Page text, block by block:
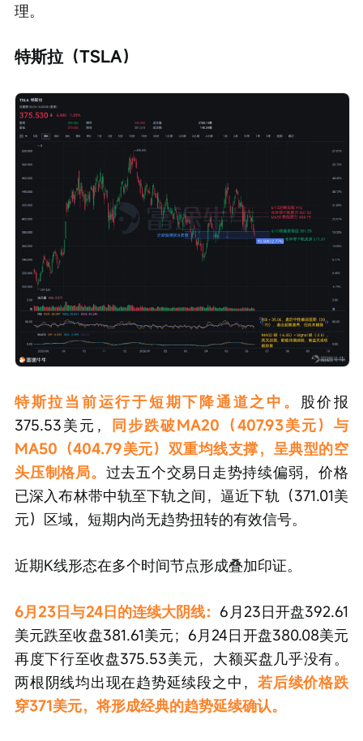
理。
特斯拉（TSLA）
特斯拉当前运行于短期下降通道之中。 股价报
375.53美元， 同步跌破MA20（407.93美元）与
MA50（404.79美元）双重均线支撑，呈典型的空
头压制格局。 过去五个交易日走势持续偏弱，价格
已深入布林带中轨至下轨之间，逼近下轨（371.01美
元）区域，短期内尚无趋势扭转的有效信号。
近期K线形态在多个时间节点形成叠加印证。
6月23日与24日的连续大阴线： 6月23日开盘392.61
美元跌至收盘381.61美元；6月24日开盘380.08美元
再度下行至收盘375.53美元，大额买盘几乎没有。
两根阴线均出现在趋势延续段之中，若后续价格跌
穿371美元，将形成经典的趋势延续确认。